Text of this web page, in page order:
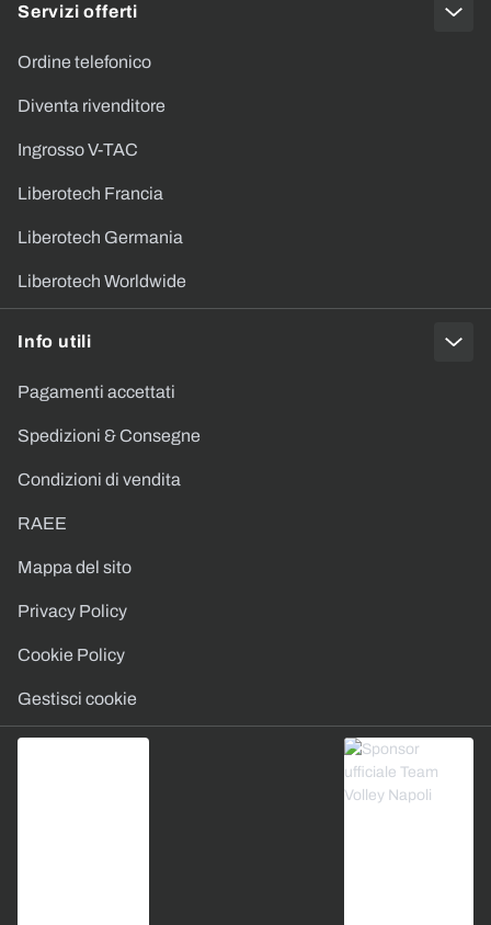
Servizi offerti
Ordine telefonico
Diventa rivenditore
Ingrosso V-TAC
Liberotech Francia
Liberotech Germania
Liberotech Worldwide
Info utili
Pagamenti accettati
Spedizioni & Consegne
Condizioni di vendita
RAEE
Mappa del sito
Privacy Policy
Cookie Policy
Gestisci cookie